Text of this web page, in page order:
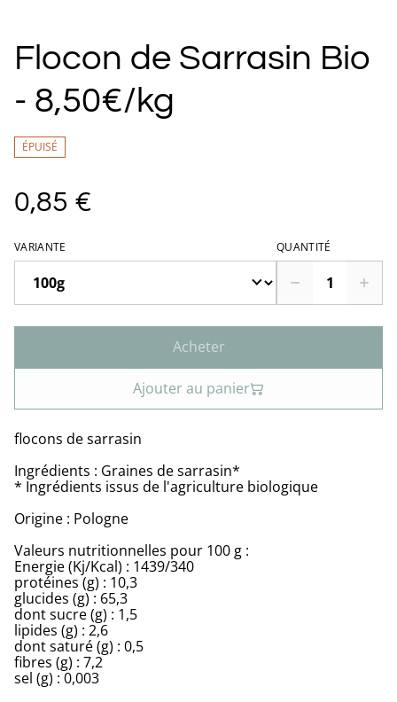
Flocon de Sarrasin Bio
- 8,50€/kg
ÉPUISÉ
0,85 €
VARIANTE QUANTITÉ
Acheter
Ajouter au panier
flocons de sarrasin
Ingrédients : Graines de sarrasin*
* Ingrédients issus de l'agriculture biologique
Origine : Pologne
Valeurs nutritionnelles pour 100 g :
Energie (Kj/Kcal) : 1439/340
protéines (g) : 10,3
glucides (g) : 65,3
dont sucre (g) : 1,5
lipides (g) : 2,6
dont saturé (g) : 0,5
fibres (g) : 7,2
sel (g) : 0,003